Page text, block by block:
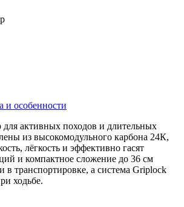
и особенности
активных походов и длительных
из высокомодульного карбона 24К,
лёгкость и эффективно гасят
и компактное сложение до 36 см
в транспортировке, а система Griplock
ходьбе.